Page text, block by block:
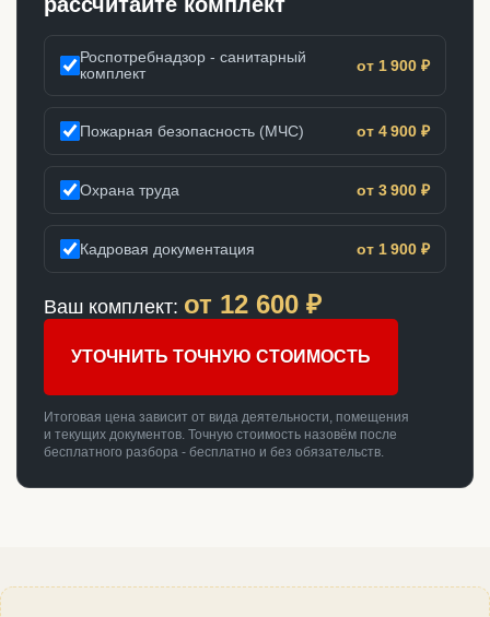
Роспотребнадзор - санитарный
комплект
от 1 900 ₽
Пожарная безопасность (МЧС) от 4 900 ₽
Охрана труда от 3 900 ₽
Кадровая документация от 1 900 ₽
Ваш комплект: от 12 600 ₽
УТОЧНИТЬ ТОЧНУЮ СТОИМОСТЬ
Итоговая цена зависит от вида деятельности, помещения
и текущих документов. Точную стоимость назовём после
бесплатного разбора - бесплатно и без обязательств.